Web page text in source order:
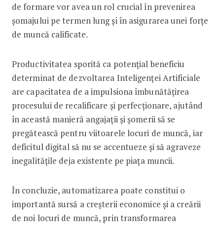
de formare vor avea un rol crucial în prevenirea
șomajului pe termen lung și în asigurarea unei forțe
de muncă calificate.
Productivitatea sporită ca potențial beneficiu
determinat de dezvoltarea Inteligenței Artificiale
are capacitatea de a impulsiona îmbunătățirea
procesului de recalificare și perfecționare, ajutând
în această manieră angajații și șomerii să se
pregătească pentru viitoarele locuri de muncă, iar
deficitul digital să nu se accentueze și să agraveze
inegalitățile deja existente pe piața muncii.
În concluzie, automatizarea poate constitui o
importantă sursă a creșterii economice și a creării
de noi locuri de muncă, prin transformarea